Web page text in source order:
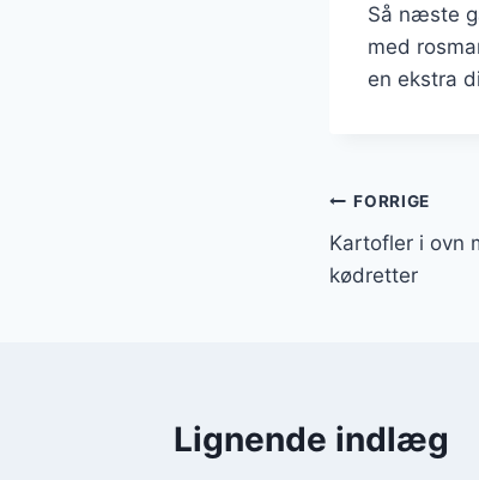
Så næste
med
en ekstra
FORRIGE
Kartofler i ovn
kødretter
Lignende indlæg